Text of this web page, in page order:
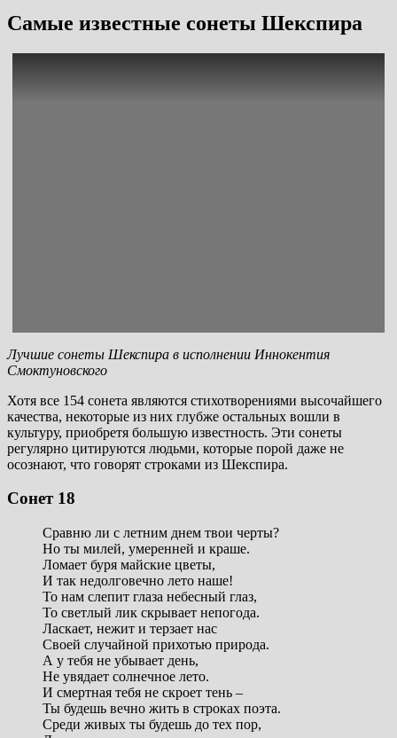
Самые известные сонеты Шекспира
Лучшие сонеты Шекспира в исполнении Иннокентия
Смоктуновского
Хотя все 154 сонета являются стихотворениями высочайшего
качества, некоторые из них глубже остальных вошли в
культуру, приобретя большую известность. Эти сонеты
регулярно цитируются людьми, которые порой даже не
осознают, что говорят строками из Шекспира.
Сонет 18
Сравню ли с летним днем твои черты?
Но ты милей, умеренней и краше.
Ломает буря майские цветы,
И так недолговечно лето наше!
То нам слепит глаза небесный глаз,
То светлый лик скрывает непогода.
Ласкает, нежит и терзает нас
Своей случайной прихотью природа.
А у тебя не убывает день,
Не увядает солнечное лето.
И смертная тебя не скроет тень –
Ты будешь вечно жить в строках поэта.
Среди живых ты будешь до тех пор,